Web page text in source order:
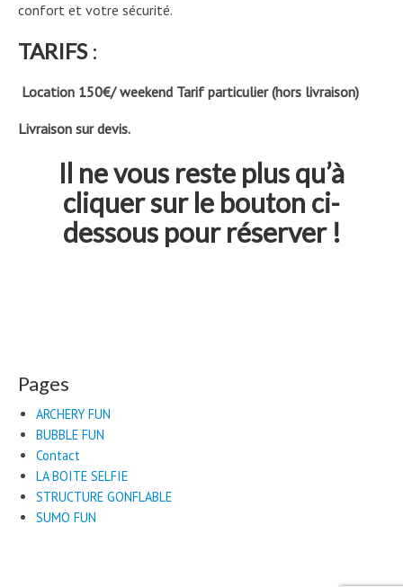
confort et votre sécurité.
TARIFS:
Location 150€/ weekend Tarif particulier (hors livraison)
Livraison sur devis.
Il ne vous reste plus qu’à
cliquer sur le bouton ci-
dessous pour réserver !
Pages
ARCHERY FUN
BUBBLE FUN
Contact
LA BOITE SELFIE
STRUCTURE GONFLABLE
SUMO FUN